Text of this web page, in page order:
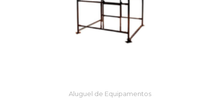
Aluguel de Equipamentos